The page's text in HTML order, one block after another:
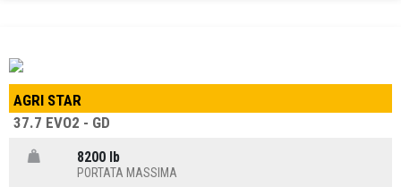
AGRI STAR
37.7 EVO2 - GD
8200 lb
PORTATA MASSIMA